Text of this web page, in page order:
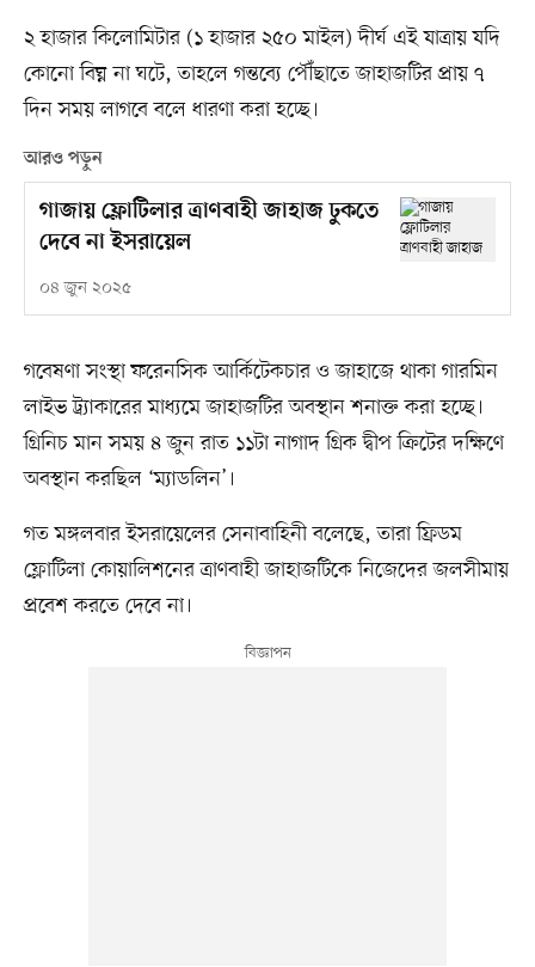
২ হাজার কিলোমিটার (১ হাজার ২৫০ মাইল) দীর্ঘ এই যাত্রায় যদি
কোনো বিঘ্ন না ঘটে, তাহলে গন্তব্যে পৌঁছাতে জাহাজটির প্রায় ৭
দিন সময় লাগবে বলে ধারণা করা হচ্ছে।
আরও পড়ুন
গাজায় ফ্লোটিলার ত্রাণবাহী জাহাজ ঢুকতে
দেবে না ইসরায়েল
০৪ জুন ২০২৫
গবেষণা সংস্থা ফরেনসিক আর্কিটেকচার ও জাহাজে থাকা গারমিন
লাইভ ট্র্যাকারের মাধ্যমে জাহাজটির অবস্থান শনাক্ত করা হচ্ছে।
গ্রিনিচ মান সময় ৪ জুন রাত ১১টা নাগাদ গ্রিক দ্বীপ ক্রিটের দক্ষিণে
অবস্থান করছিল ‘ম্যাডলিন’।
গত মঙ্গলবার ইসরায়েলের সেনাবাহিনী বলেছে, তারা ফ্রিডম
ফ্লোটিলা কোয়ালিশনের ত্রাণবাহী জাহাজটিকে নিজেদের জলসীমায়
প্রবেশ করতে দেবে না।